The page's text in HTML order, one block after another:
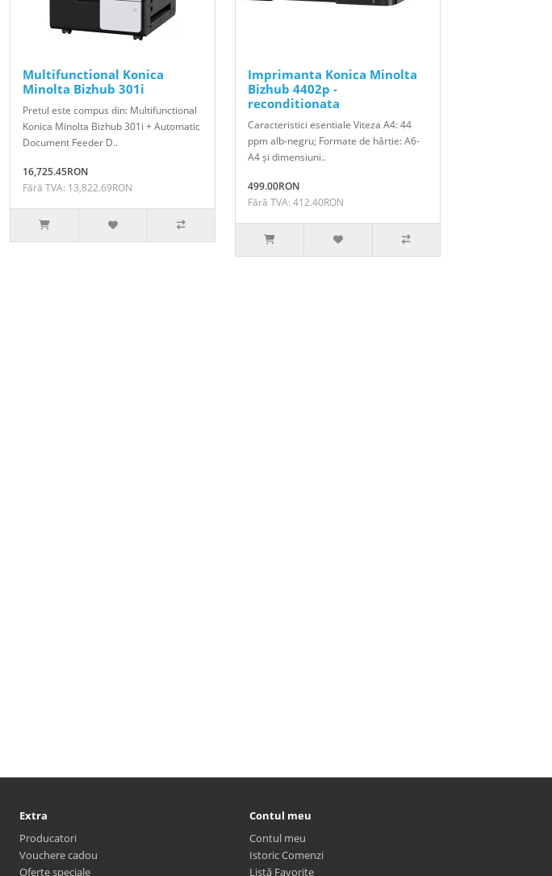
Multifunctional Konica
Minolta Bizhub 301i
Pretul este compus din: Multifunctional
Konica Minolta Bizhub 301i + Automatic
Document Feeder D..
16,725.45RON
Fără TVA: 13,822.69RON
Imprimanta Konica Minolta
Bizhub 4402p -
reconditionata
Caracteristici esentiale Viteza A4: 44
ppm alb-negru; Formate de hârtie: A6-
A4 și dimensiuni..
499.00RON
Fără TVA: 412.40RON
Extra
Producatori
Vouchere cadou
Oferte speciale
Contul meu
Contul meu
Istoric Comenzi
Listă Favorite